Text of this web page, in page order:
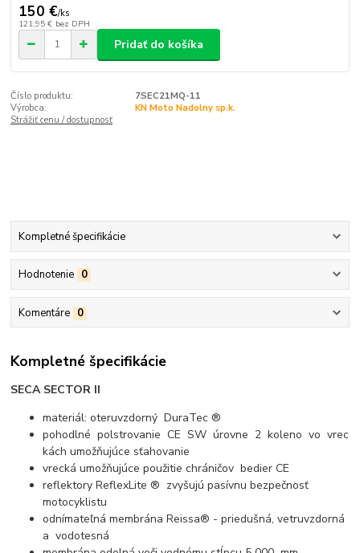
150 €/ks
121,95 € bez DPH
Pridať do košíka
Číslo produktu:
7SEC21MQ-11
Výrobca:
KN Moto Nadolny sp.k.
Strážiť cenu / dostupnosť
Kompletné špecifikácie
Hodnotenie 0
Komentáre 0
Kompletné špecifikácie
SECA SECTOR II
materiál: oteruvzdorný DuraTec ®
pohodlné polstrovanie CE SW úrovne 2 koleno vo vrec
kách umožňujúce sťahovanie
vrecká umožňujúce použitie chráničov bedier CE
reflektory ReflexLite ® zvyšujú pasívnu bezpečnosť
motocyklistu
odnímateľná membrána Reissa® - priedušná, vetruvzdorná
a vodotesná